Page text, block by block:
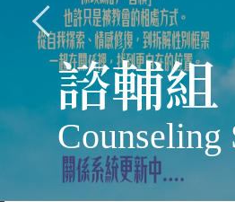
諮輔組
Counseling